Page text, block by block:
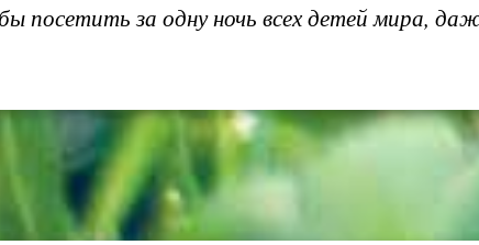
за одну ночь всех детей мира,